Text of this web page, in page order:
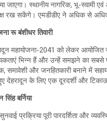
स्थानीय नागरिक, भू-स्वामी
रख सकेंगे। एमडीडीए ने अधिक से
रू बंशीधर तिवारी
महायोजना-2041 को लेकर
भिन्न हैं और उन्हें समझने का सबसे
समावेशी और जनहितकारी बनाने में
के लिए एक दूरदर्शी और
बर्निया
प्रक्रिया पूरी पारदर्शिता और